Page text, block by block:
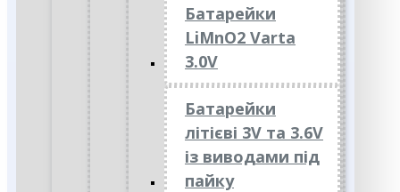
Батарейки
LiMnO2 Varta
3.0V
Батарейки
літієві 3V та 3.6V
із виводами під
пайку